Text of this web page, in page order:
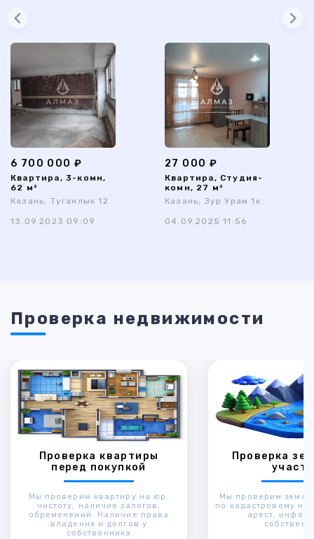
6 700 000 ₽
Квартира, 3-комн,
62 м²
Казань, Туганлык 12
13.09.2023 09:09
27 000 ₽
Квартира, Студия-
комн, 27 м²
Казань, Зур Урам 1к
04.09.2025 11:56
Проверка недвижимости
Проверка квартиры
перед покупкой
Мы проверим квартиру на юр.
чистоту, наличие залогов,
обременений. Наличие права
владения и долгов у
собственника
Проверка
Мы проверим
по кадастровому
арест,